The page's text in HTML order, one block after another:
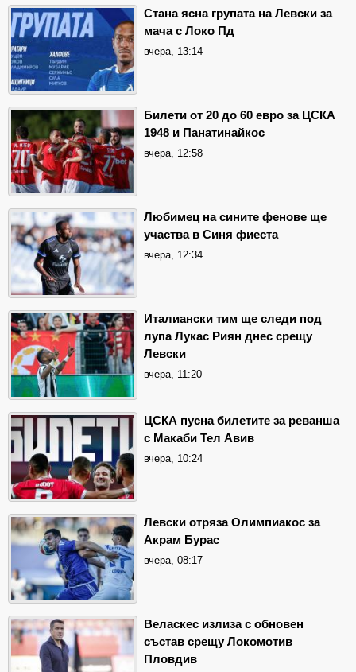
Стана ясна групата на Левски за
мача с Локо Пд
вчера, 13:14
Билети от 20 до 60 евро за ЦСКА
1948 и Панатинайкос
вчера, 12:58
Любимец на сините фенове ще
участва в Синя фиеста
вчера, 12:34
Италиански тим ще следи под
лупа Лукас Риян днес срещу
Левски
вчера, 11:20
ЦСКА пусна билетите за реванша
с Макаби Тел Авив
вчера, 10:24
Левски отряза Олимпиакос за
Акрам Бурас
вчера, 08:17
Веласкес излиза с обновен
състав срещу Локомотив
Пловдив